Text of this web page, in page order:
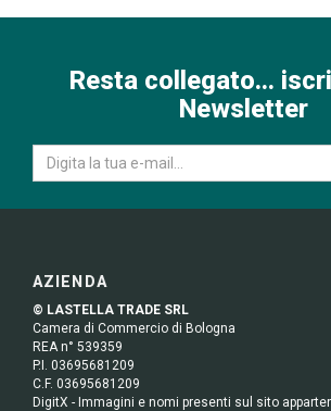
Resta collegato...
Newsletter
AZIENDA
© LASTELLA TRADE SRL
Camera di Commercio di Bologna
REA n° 539359
P.I. 03695681209
C.F. 03695681209
DigitX - Immagini e nomi presenti sul sito